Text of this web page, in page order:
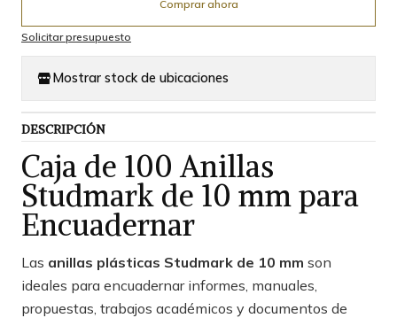
Comprar ahora
Solicitar presupuesto
Mostrar stock de ubicaciones
DESCRIPCIÓN
Caja de 100 Anillas
Studmark de 10 mm para
Encuadernar
Las anillas plásticas Studmark de 10 mm son
ideales para encuadernar informes, manuales,
propuestas, trabajos académicos y documentos de